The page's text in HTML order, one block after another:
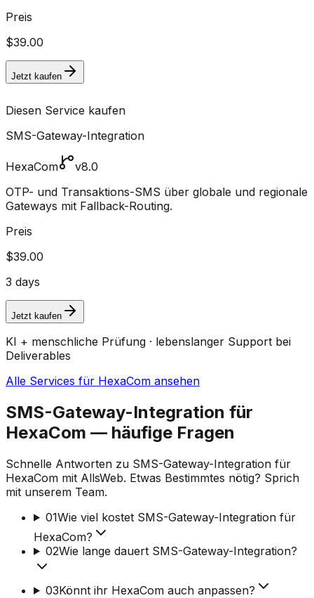
Preis
$39.00
Jetzt kaufen
Diesen Service kaufen
SMS-Gateway-Integration
HexaCom
v8.0
OTP- und Transaktions-SMS über globale und regionale
Gateways mit Fallback-Routing.
Preis
$39.00
3 days
Jetzt kaufen
KI + menschliche Prüfung · lebenslanger Support bei
Deliverables
Alle Services für HexaCom ansehen
SMS-Gateway-Integration für
HexaCom — häufige Fragen
Schnelle Antworten zu SMS-Gateway-Integration für
HexaCom mit AllsWeb. Etwas Bestimmtes nötig? Sprich
mit unserem Team.
01Wie viel kostet SMS-Gateway-Integration für
HexaCom?
02Wie lange dauert SMS-Gateway-Integration?
03Könnt ihr HexaCom auch anpassen?